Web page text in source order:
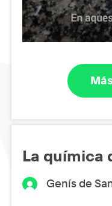
La química
Genís de